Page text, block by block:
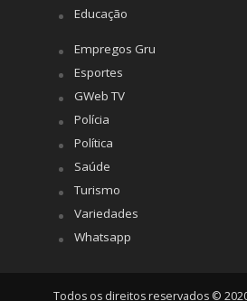
Educação
Empregos Gru
Esportes
GWeb TV
Polícia
Política
Saúde
Turismo
Variedades
Whatsapp
Todos os direitos reservados ©